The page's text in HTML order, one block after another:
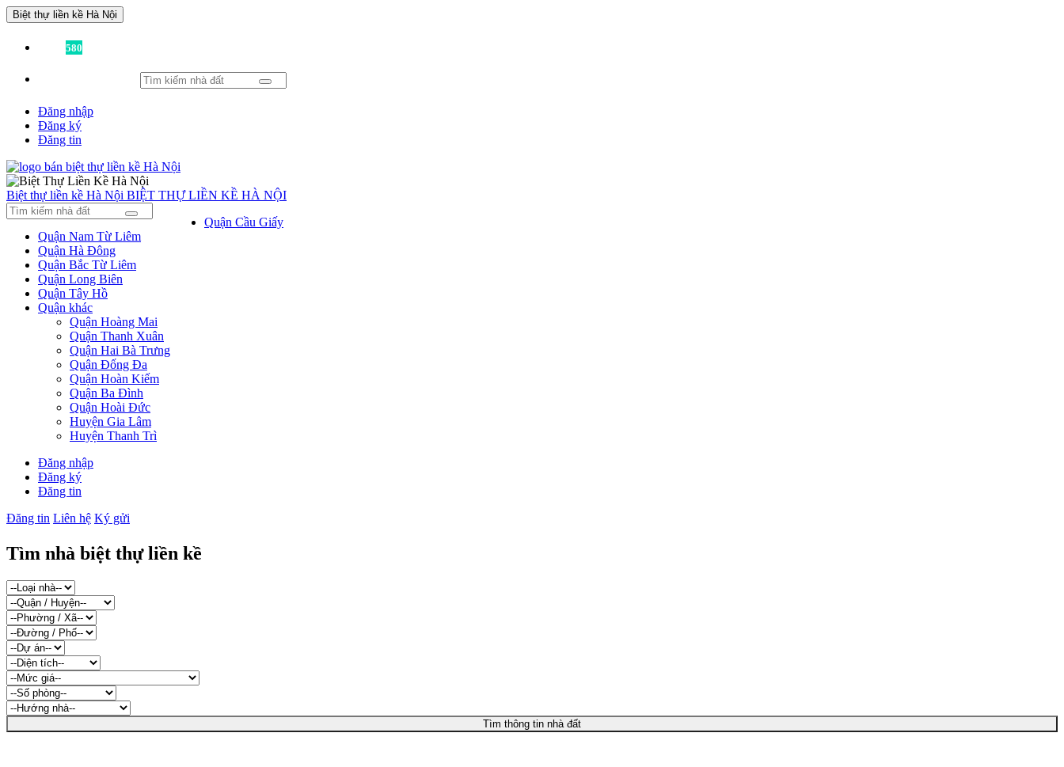
Biệt thự liền kề Hà Nội
580
Đăng nhập
Đăng ký
Đăng tin
Biệt thự liền kề Hà Nội BIỆT THỰ LIỀN KỀ HÀ NỘI
Quận Cầu Giấy
Quận Nam Từ Liêm
Quận Hà Đông
Quận Bắc Từ Liêm
Quận Long Biên
Quận Tây Hồ
Quận khác
Quận Hoàng Mai
Quận Thanh Xuân
Quận Hai Bà Trưng
Quận Đống Đa
Quận Hoàn Kiếm
Quận Ba Đình
Quận Hoài Đức
Huyện Gia Lâm
Huyện Thanh Trì
Đăng nhập
Đăng ký
Đăng tin
Đăng tin Liên hệ Ký gửi
Tìm nhà biệt thự liền kề
Tìm thông tin nhà đất